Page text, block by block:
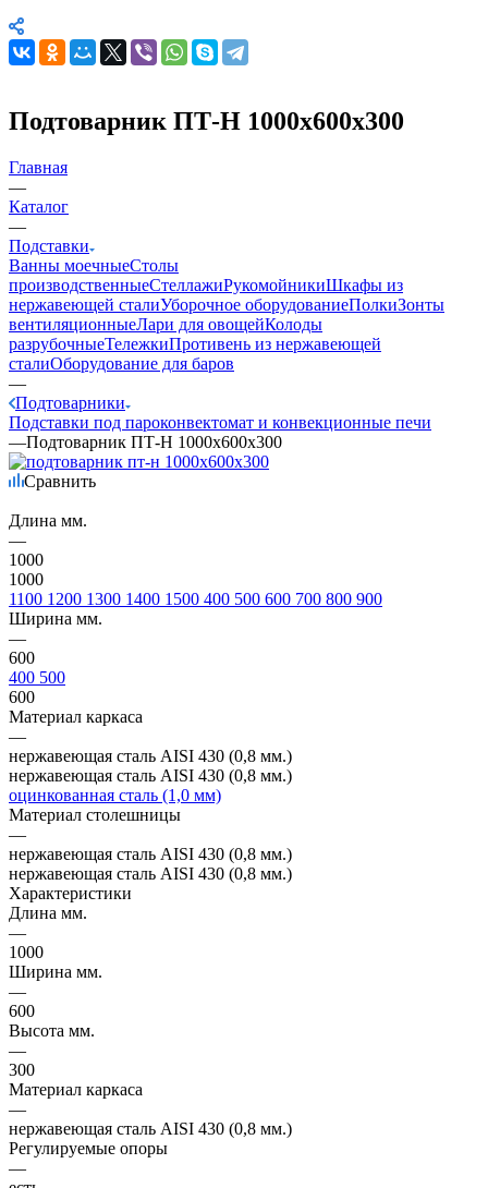
Подтоварник ПТ-Н 1000х600х300
Главная
—
Каталог
—
Подставки
Ванны моечныеСтолы
производственныеСтеллажиРукомойникиШкафы из
нержавеющей сталиУборочное оборудованиеПолкиЗонты
вентиляционныеЛари для овощейКолоды
разрубочныеТележкиПротивень из нержавеющей
сталиОборудование для баров
—
Подтоварники
Подставки под пароконвектомат и конвекционные печи
—Подтоварник ПТ-Н 1000х600х300
Сравнить
Длина мм.
—
1000
1000
1100 1200 1300 1400 1500 400 500 600 700 800 900
Ширина мм.
—
600
400 500
600
Материал каркаса
—
нержавеющая сталь AISI 430 (0,8 мм.)
нержавеющая сталь AISI 430 (0,8 мм.)
оцинкованная сталь (1,0 мм)
Материал столешницы
—
нержавеющая сталь AISI 430 (0,8 мм.)
нержавеющая сталь AISI 430 (0,8 мм.)
Характеристики
Длина мм.
—
1000
Ширина мм.
—
600
Высота мм.
—
300
Материал каркаса
—
нержавеющая сталь AISI 430 (0,8 мм.)
Регулируемые опоры
—